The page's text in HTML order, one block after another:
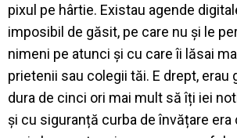
pixul pe hârtie. Existau agende
imposibil de găsit, pe care nu și le
nimeni pe atunci și cu care îi lăsai
prietenii sau colegii tăi. E drept, erau
dura de cinci ori mai mult să îți iei
și cu siguranță curba de învățare